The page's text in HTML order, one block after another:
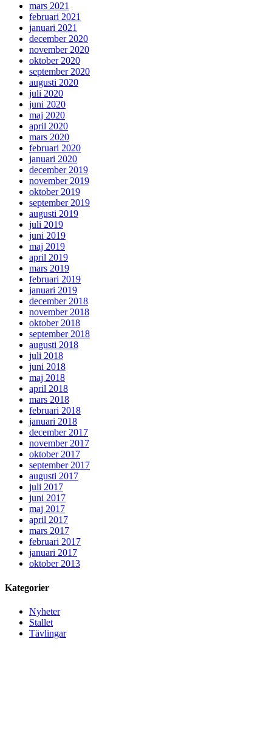
mars 2021
februari 2021
januari 2021
december 2020
november 2020
oktober 2020
september 2020
augusti 2020
juli 2020
juni 2020
maj 2020
april 2020
mars 2020
februari 2020
januari 2020
december 2019
november 2019
oktober 2019
september 2019
augusti 2019
juli 2019
juni 2019
maj 2019
april 2019
mars 2019
februari 2019
januari 2019
december 2018
november 2018
oktober 2018
september 2018
augusti 2018
juli 2018
juni 2018
maj 2018
april 2018
mars 2018
februari 2018
januari 2018
december 2017
november 2017
oktober 2017
september 2017
augusti 2017
juli 2017
juni 2017
maj 2017
april 2017
mars 2017
februari 2017
januari 2017
oktober 2013
Kategorier
Nyheter
Stallet
Tävlingar